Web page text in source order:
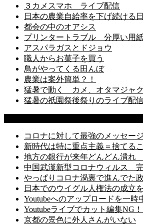
３カメスマホ ライブ配信
日本の農業自給率を下げ続ける
都会の中のオアシス
プリンタートラブル 分厚い用
アスパラガスとドジョウ
職人からお菓子を買う
鳥がやってくる田んぼ
農業は案外簡単？！
猛暑で動く カメ、オタマジャ
猛暑の祇園祭後祭りのライブ配信
コロナに対して最強のメッセー
新時代は特に重点主義＝捨てる
地方の銀行が来年どんどん潰れ
中国武漢新型コロナウィルス
やっぱりコロナ渦裏で進んでた
日本でのウイグル人権法の成立
Youtubeへのアップロードを一
Youtubeライブでカット編集NG！
京都の景色に外人さんがいない